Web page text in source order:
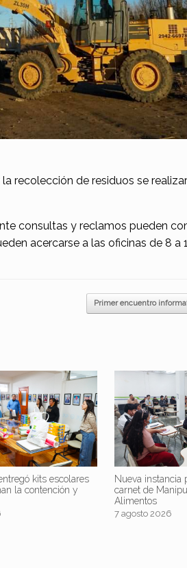
recolección de residuos se
consultas y reclamos pueden
acercarse a las oficinas de 8 a
Primer encuentro
kits escolares
la contención y
Nueva instancia
carnet de
Alimentos
7 agosto 2026